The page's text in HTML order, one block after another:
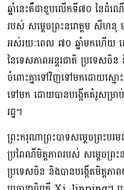
ឆ្នាំនេះគឺជាខួបលើកទី៧០ នៃដំណ
របស់ សម្តេចព្រះនរោត្តម សីហនុ
អស់រយៈពេល ៧០ ឆ្នាំមកហើយ
នៃទេសភាពអន្តរជាតិ ប្រទេសចិន
ចំពោះគ្នាទៅវិញទៅមកដោយស្មោ
ទៅមក ដោយបានបង្កើតគំរូសម្រាប់
រដ្ឋ។
ព្រះករុណាព្រះបាទសម្តេចព្រះប
ប្រពៃណីមិត្តភាពរបស់ សម្តេចព្
ប្រទេសចិន និងបានបង្កើតមិត្តភ